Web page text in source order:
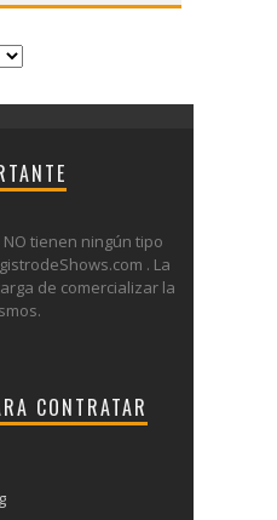
tienen ningún tipo
. La
de comercializar la
CONTRATAR